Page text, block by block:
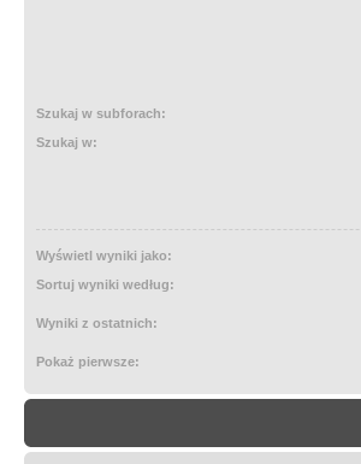
Szukaj w subforach:
Szukaj w:
Wyświetl wyniki jako:
Sortuj wyniki według:
Wyniki z ostatnich:
Pokaż pierwsze: